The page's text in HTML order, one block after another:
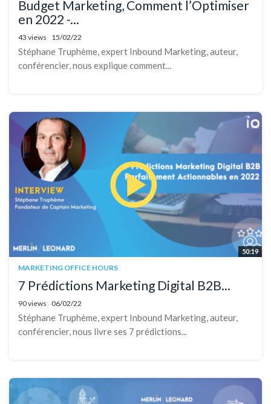
Budget Marketing, Comment l’Optimiser
en 2022 -...
43 views 15/02/22
Stéphane Truphème, expert Inbound Marketing, auteur,
conférencier, nous explique comment...
50:19
MARKETING OFFICE HOURS
7 Prédictions Marketing Digital B2B...
90 views 06/02/22
Stéphane Truphème, expert Inbound Marketing, auteur,
conférencier, nous livre ses 7 prédictions...